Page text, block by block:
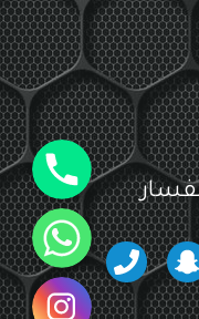
جوال
واتساب
انستقرام